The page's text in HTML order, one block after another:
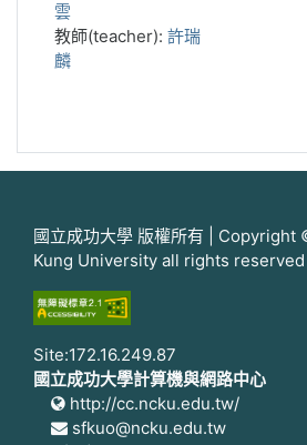
雲
教師(teacher): 許瑞
麟
國立成功大學 版權所有 |
Kung University all rights reserved
Site:172.16.249.87
國立成功大學計算機與網路中心
http://cc.ncku.edu.tw/
sfkuo@ncku.edu.tw